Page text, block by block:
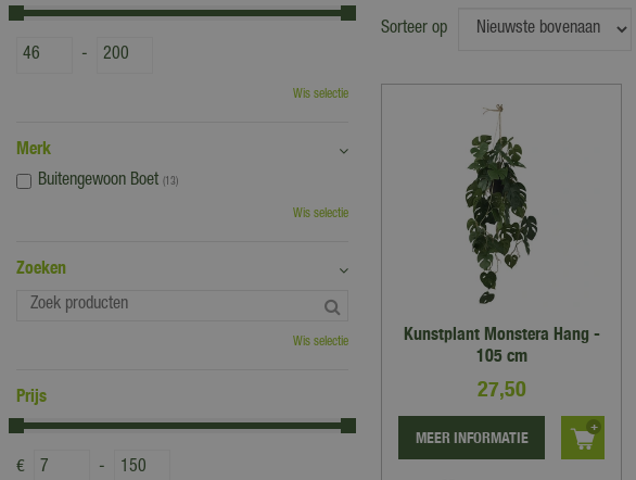
Sorteer op
Kunstplant Monstera Hang -
105 cm
27,50
MEER INFORMATIE
-
Wis selectie
Merk
Buitengewoon Boet (13)
Wis selectie
Zoeken
Wis selectie
Prijs
€ -